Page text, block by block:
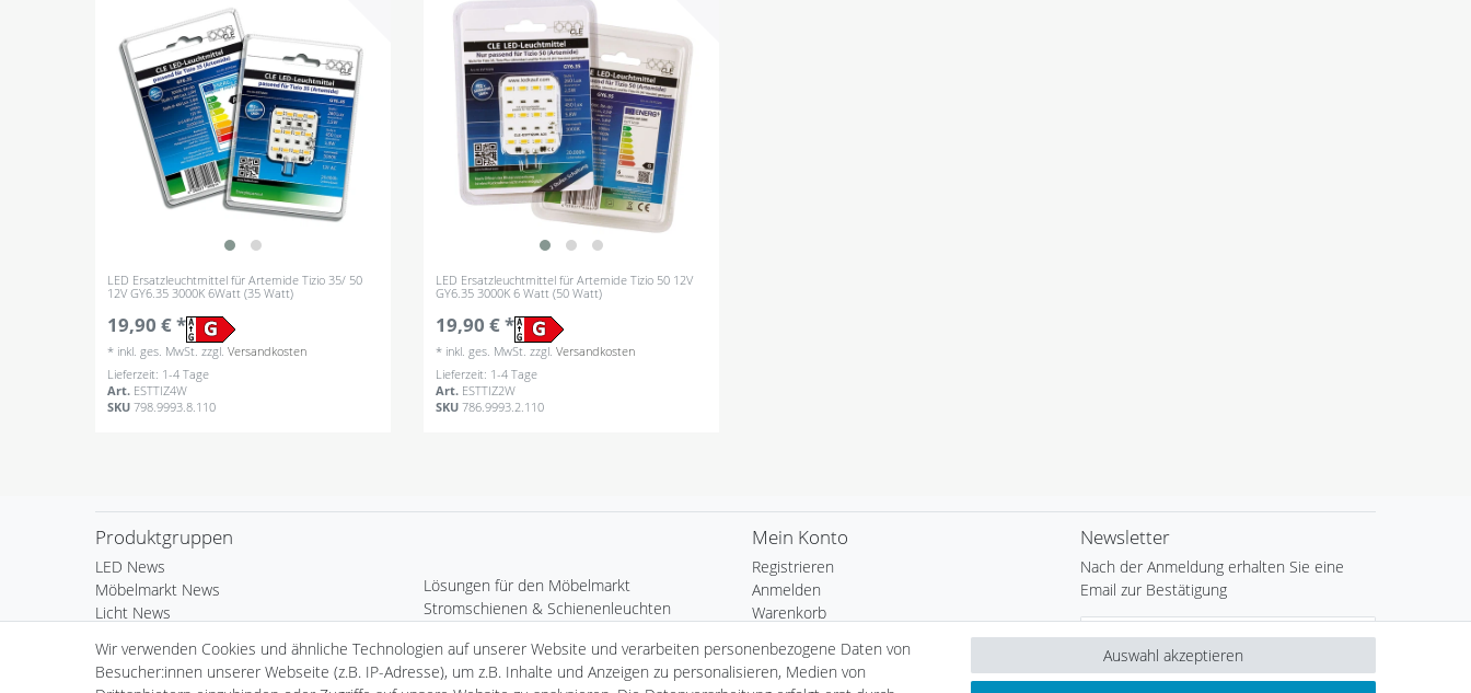
LED Ersatzleuchtmittel für Artemide Tizio 35/ 50
12V GY6.35 3000K 6Watt (35 Watt)
19,90 € *
* inkl. ges. MwSt. zzgl.Versandkosten
Lieferzeit: 1-4 Tage
Art. ESTTIZ4W
SKU798.9993.8.110
LED Ersatzleuchtmittel für Artemide Tizio 50 12V
GY6.35 3000K 6 Watt (50 Watt)
19,90 € *
* inkl. ges. MwSt. zzgl.Versandkosten
Lieferzeit: 1-4 Tage
Art. ESTTIZ2W
SKU786.9993.2.110
Produktgruppen
LED News
Möbelmarkt News
Licht News
Kardan Ein- & Aufbauleuchten
Wand- & Deckeneinbauleuchten
Lösungen für den Möbelmarkt
Stromschienen & Schienenleuchten
Deko & Heim
Außenleuchten
Mein Konto
Registrieren
Anmelden
Warenkorb
Wunschliste
Newsletter
Nach der Anmeldung erhalten Sie eine
Email zur Bestätigung
Newsletter
Honig
Hiermit bestätige ich, dass ich dieDaten­schutz­
Wir verwenden Cookies und ähnliche Technologien auf unserer Website und verarbeiten personenbezogene Daten von
Besucher:innen unserer Webseite (z.B. IP-Adresse), um z.B. Inhalte und Anzeigen zu personalisieren, Medien von
Auswahl akzeptieren